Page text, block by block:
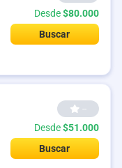
Desde$80.000
Buscar
--
Desde$51.000
Buscar